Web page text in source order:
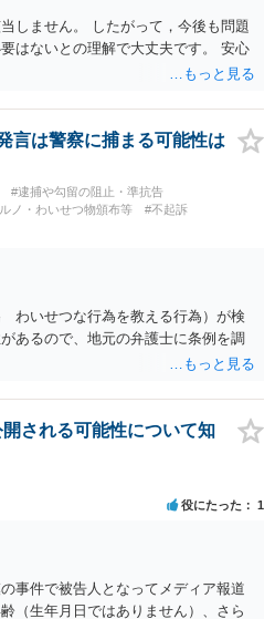
しません。 したがって，今後も問題
はないとの理解で大丈夫です。 安心
言は警察に捕まる可能性は
#逮捕や勾留の阻止・準抗告
ノ・わいせつ物頒布等 #不起訴
わいせつな行為を教える行為）が検
あるので、地元の弁護士に条例を調
される可能性について知
役にたった 1
事件で被告人となってメディア報道
（生年月日ではありません）、さら